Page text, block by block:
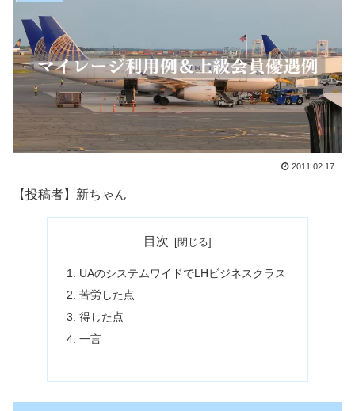
2011.02.17
【投稿者】新ちゃん
目次
UAのシステムワイドでLHビジネスクラス
苦労した点
得した点
一言